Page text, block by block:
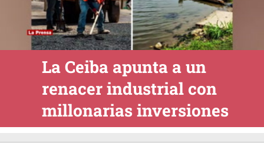
La Ceiba apunta a un
renacer industrial con
millonarias inversiones